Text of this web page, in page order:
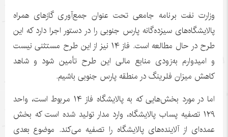
وزارت نفت برنامه جامعی تحت عنوان جمع‌آوری گازهای همراه
پالایشگاه‌های سیزده‌گانه پارس جنوبی را در دستور اجرا دارد که این
طرح در حال مطالعه است. فاز ۱۴ نیز از این طرح مستثنی نیست
و امیدوارم به‌زودی منابع مالی این طرح تأمین شود و شاهد
کاهش میزان فلرینگ در منطقه پارس جنوبی باشیم.
اما در مورد بخش‌هایی که به پالایشگاه فاز ۱۴ مربوط است، واحد
۱۲۹ تصفیه پساب پالایشگاه، وارد مدار تولید شده است که بخش
عمده‌ای از آلاینده‌های پالایشگاه را تصفیه می‌کند. موضوع بعدی